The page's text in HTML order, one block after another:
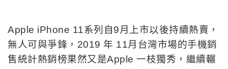
Apple iPhone 11系列自9月上市以後持續熱賣，
無人可與爭鋒，2019 年 11月台灣市場的手機銷
售統計熱銷榜果然又是Apple 一枝獨秀，繼續輾